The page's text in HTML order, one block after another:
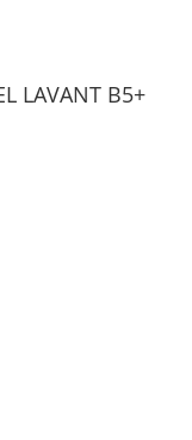
LAVANT B5+